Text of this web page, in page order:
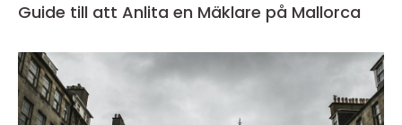
Guide till att Anlita en Mäklare på Mallorca